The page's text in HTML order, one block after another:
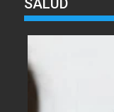
SALUD